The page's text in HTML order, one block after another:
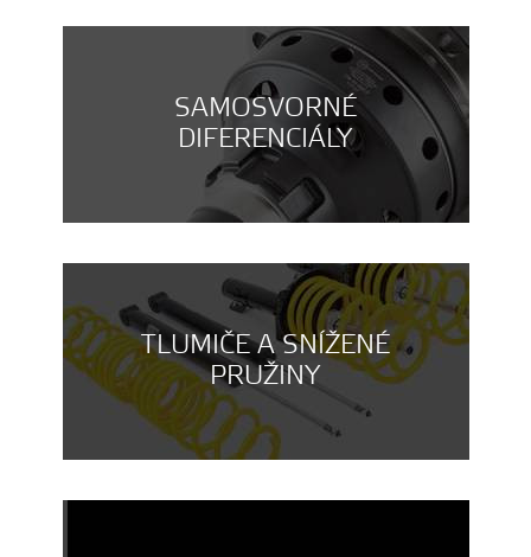
SAMOSVORNÉ
DIFERENCIÁLY
TLUMIČE A SNÍŽENÉ
PRUŽINY